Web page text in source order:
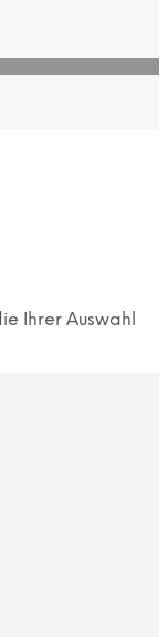
Ihrer Auswahl